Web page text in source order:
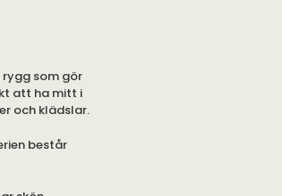
rygg som gör
att ha mitt i
och klädslar.
består